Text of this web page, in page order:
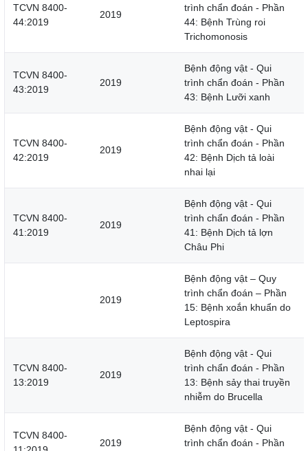
TCVN 8400-
44:2019
2019
trình chẩn đoán - Phần
44: Bệnh Trùng roi
Trichomonosis
TCVN 8400-
43:2019
2019
Bệnh động vật - Qui
trình chẩn đoán - Phần
43: Bệnh Lưỡi xanh
TCVN 8400-
42:2019
2019
Bệnh động vật - Qui
trình chẩn đoán - Phần
42: Bệnh Dịch tả loài
nhai lại
TCVN 8400-
41:2019
2019
Bệnh động vật - Qui
trình chẩn đoán - Phần
41: Bệnh Dịch tả lợn
Châu Phi
2019
Bệnh động vật – Quy
trình chẩn đoán – Phần
15: Bệnh xoắn khuẩn do
Leptospira
TCVN 8400-
13:2019
2019
Bệnh động vật - Qui
trình chẩn đoán - Phần
13: Bệnh sảy thai truyền
nhiễm do Brucella
TCVN 8400-
2019
Bệnh động vật - Qui
trình chẩn đoán - Phần